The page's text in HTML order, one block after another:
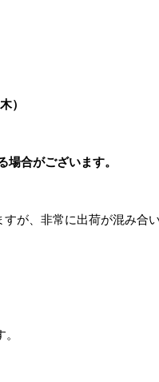
）
場合がございます。
が、非常に出荷が混み合